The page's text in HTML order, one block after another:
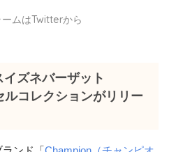
ムはTwitterから
ズネバーザット
ルコレクションがリリー